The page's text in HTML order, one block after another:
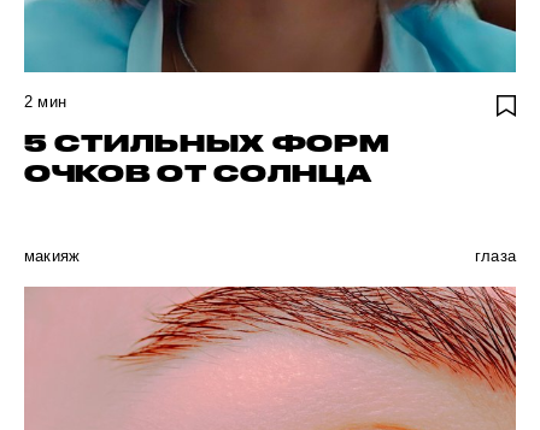
2 мин
5 СТИЛЬНЫХ ФОРМ
ОЧКОВ ОТ СОЛНЦА
макияж глаза